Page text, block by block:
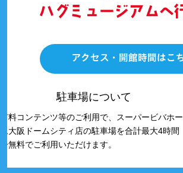
駐車場について
有料コンテンツ等のご利用で、スーパービバホー
ム大阪ドームシティ店の駐車場を合計最大4時間
分無料でご利用いただけます。